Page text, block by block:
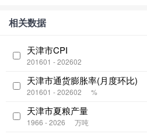
相关数据
天津市CPI
201601 - 202602
天津市通货膨胀率(月度环比)
201601 - 202602 %
天津市夏粮产量
1966 - 2026 万吨